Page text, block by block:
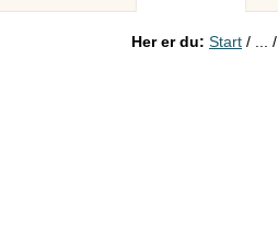
Her er du: Start / ... /